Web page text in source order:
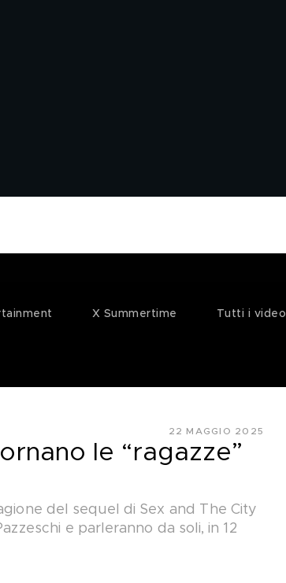
X Summertime Tutti i video
22 MAGGIO 2025
le “ragazze”
del sequel di Sex and The City
e parleranno da soli, in 12